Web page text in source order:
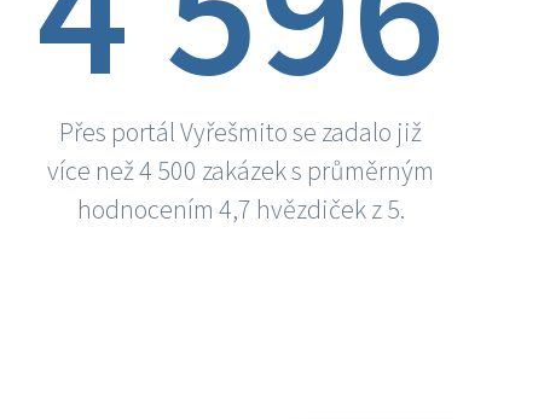
Přes portál Vyřešmito se zadalo již
více než 4 500 zakázek s průměrným
hodnocením 4,7 hvězdiček z 5.